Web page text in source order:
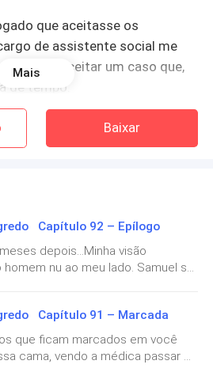
que aceitasse os
de assistente social me
quis aceitar um caso que,
de tempo.
muito regada a vinho, eu olhei
das empresas de
advocacia do país.
eu mandei um e-mail em
e-mails que Lucas havia me
em mais de sete anos, eu
não achou que ele iria
Mais
Baixar
Capítulo 92 – Epílogo
nu ao meu lado. Samuel se
constante.Lindo.Ele envolve o
a mão subindo em direção
segurando o riso.— Não vai fingir
provoco, sabendo que ele está
Capítulo 91 – Marcada
cama, vendo a médica passar o